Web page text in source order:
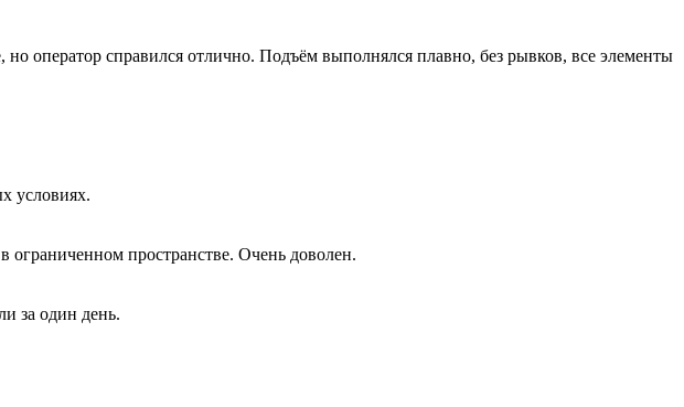
оператор справился отлично. Подъём выполнялся плавно, без рывков, все элементы
условиях.
пространстве. Очень доволен.
за один день.